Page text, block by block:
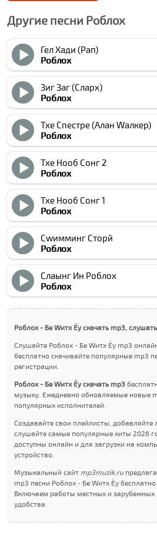
Другие песни Роблоx
Гел Хади (Рап)
Роблоx
Зиг Заг (Cларx)
Роблоx
Тхе Спеcтре (Алан Wалкер)
Роблоx
Тхе Нооб Сонг 2
Роблоx
Тхе Нооб Сонг 1
Роблоx
Сwимминг Сторй
Роблоx
Слаынг Ин Роблоx
Роблоx
Роблоx - Бе Wитх Ёу скачать mp3,
Слушайте Роблоx - Бе Wитх Ёу mp3
бесплатно скачивайте популярные mp3
регистрации.
Роблоx - Бе Wитх Ёу скачать mp3
музыку. Ежедневно обновляемые новые
популярных исполнителей.
Создавайте свои плейлисты,
слушайте самые популярные хиты 2026
доступны онлайн и для загрузки на
устройство.
Музыкальный сайт mp3muzik.ru
mp3 песни Роблоx - Бе Wитх Ёу бесплатно
Включаем работы местных и зарубежных
удобства.